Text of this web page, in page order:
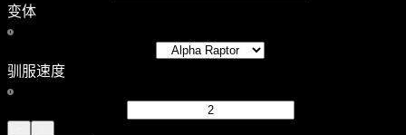
变体
驯服速度